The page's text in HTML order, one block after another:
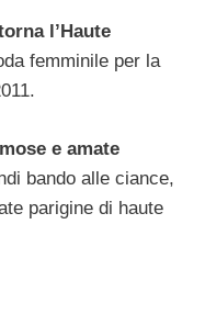
l’Haute
femminile per la
e amate
bando alle ciance,
parigine di haute